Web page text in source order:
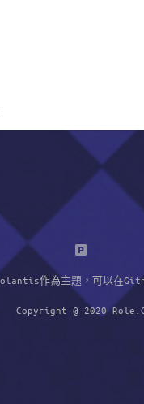
作為主題，可以在
Copyright @ 2020